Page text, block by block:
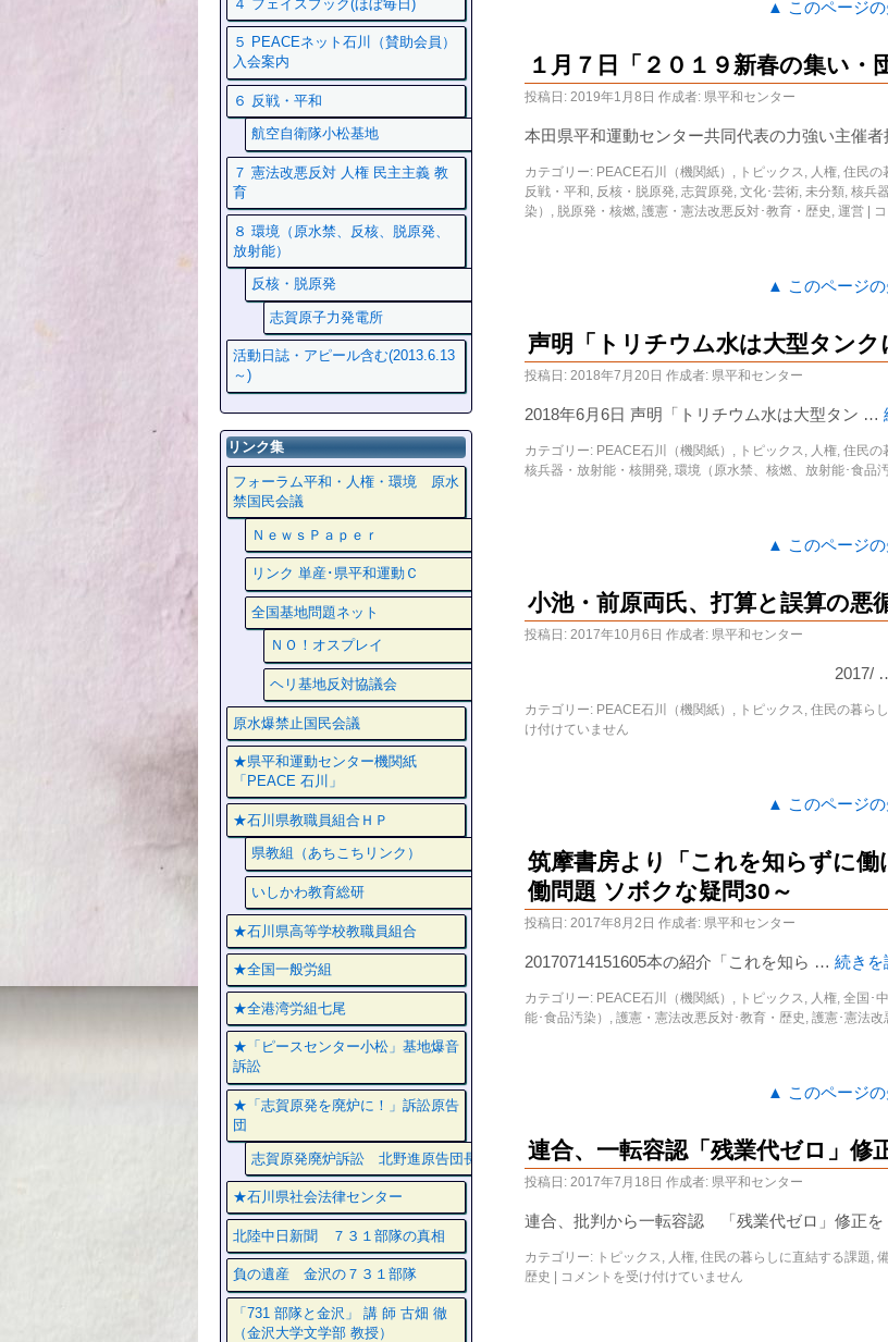
▲ このページ
１月７日「２０１９新春の集い
投稿日: 2019年1月8日 作成者: 県平和センター
本田県平和運動センター共同代表の力強い主催
カテゴリー: PEACE石川（機関紙） , トピックス, 人権, 住民の
反戦・平和, 反核・脱原発, 志賀原発, 文化･芸術, 未分類, 核兵
染） , 脱原発・核燃, 護憲・憲法改悪反対･教育・歴史 , 運営
▲ このページ
声明「トリチウム水は大型タンク
投稿日: 2018年7月20日 作成者: 県平和センター
2018年6月6日 声明「トリチウム水は大型タン …
カテゴリー: PEACE石川（機関紙） , トピックス, 人権, 住民の
核兵器・放射能・核開発, 環境（原水禁、核燃、放射能･食品汚
▲ このページ
小池・前原両氏、打算と誤算の悪
投稿日: 2017年10月6日 作成者: 県平和センター
2017/
カテゴリー: PEACE石川（機関紙） , トピックス, 住民の暮ら
け付けていません
▲ このページ
筑摩書房より「これを知らずに
働問題 ソボクな疑問30～
投稿日: 2017年8月2日 作成者: 県平和センター
20170714151605本の紹介「これを知ら … 続きを
カテゴリー: PEACE石川（機関紙） , トピックス, 人権, 全国･
能･食品汚染） , 護憲・憲法改悪反対･教育・歴史 , 護憲･憲法改
▲ このページ
連合、一転容認「残業代ゼロ」修
投稿日: 2017年7月18日 作成者: 県平和センター
連合、批判から一転容認 「残業代ゼロ」修正
カテゴリー: トピックス, 人権, 住民の暮らしに直結する課題,
歴史
コメントを受け付けていません
４ フェイスプック(ほぼ毎日)
５ PEACEネット石川（賛助会員）
入会案内
６ 反戦・平和
航空自衛隊小松基地
７ 憲法改悪反対 人権 民主主義 教
育
８ 環境（原水禁、反核、脱原発、
放射能）
反核・脱原発
志賀原子力発電所
活動日誌・アピール含む(2013.6.13
～)
リンク集
フォーラム平和・人権・環境 原水
禁国民会議
ＮｅｗｓＰａｐｅｒ
リンク 単産･県平和運動Ｃ
全国基地問題ネット
ＮＯ！オスプレイ
ヘリ基地反対協議会
原水爆禁止国民会議
★県平和運動センター機関紙
「PEACE 石川」
★石川県教職員組合ＨＰ
県教組（あちこちリンク）
いしかわ教育総研
★石川県高等学校教職員組合
★全国一般労組
★全港湾労組七尾
★「ピースセンター小松」基地爆音
訴訟
★「志賀原発を廃炉に！」訴訟原告
団
志賀原発廃炉訴訟 北野進原告団長
★石川県社会法律センター
北陸中日新聞 ７３１部隊の真相
負の遺産 金沢の７３１部隊
「731 部隊と金沢」 講 師 古畑 徹
（金沢大学文学部 教授）